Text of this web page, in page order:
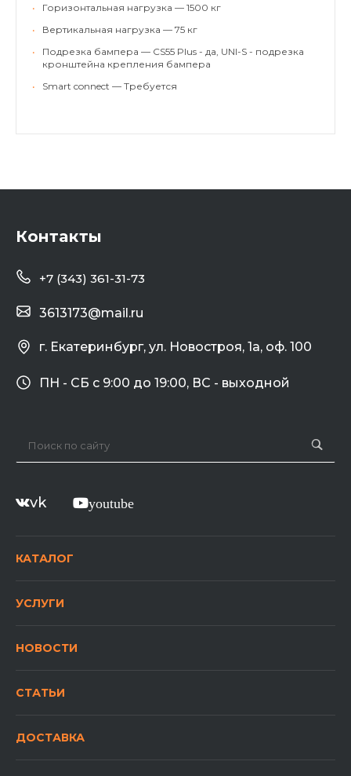
•
Горизонтальная нагрузка — 1500 кг
•
Вертикальная нагрузка — 75 кг
•
Подрезка бампера — CS55 Plus - да, UNI-S - подрезка
кронштейна крепления бампера
•
Smart connect — Требуется
Контакты
+7 (343) 361-31-73
г. Екатеринбург, ул. Новостроя, 1а, оф. 100
3613173@mail.ru
ПН - СБ с 9:00 до 19:00, ВС - выходной
vk youtube
КАТАЛОГ
УСЛУГИ
НОВОСТИ
СТАТЬИ
ДОСТАВКА